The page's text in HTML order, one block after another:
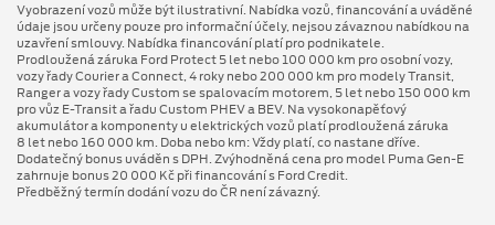
Vyobrazení vozů může být ilustrativní. Nabídka vozů, financování a uváděné
údaje jsou určeny pouze pro informační účely, nejsou závaznou nabídkou na
uzavření smlouvy. Nabídka financování platí pro podnikatele.
Prodloužená záruka Ford Protect 5 let nebo 100 000 km pro osobní vozy,
vozy řady Courier a Connect, 4 roky nebo 200 000 km pro modely Transit,
Ranger a vozy řady Custom se spalovacím motorem, 5 let nebo 150 000 km
pro vůz E-Transit a řadu Custom PHEV a BEV. Na vysokonapěťový
akumulátor a komponenty u elektrických vozů platí prodloužená záruka
8 let nebo 160 000 km. Doba nebo km: Vždy platí, co nastane dříve.
Dodatečný bonus uváděn s DPH. Zvýhodněná cena pro model Puma Gen⁠-⁠E
zahrnuje bonus 20 000 Kč při financování s Ford Credit.
Předběžný termín dodání vozu do ČR není závazný.